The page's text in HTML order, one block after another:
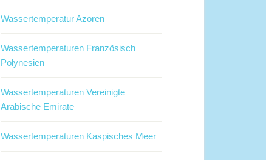
Wassertemperatur Azoren
Wassertemperaturen Französisch
Polynesien
Wassertemperaturen Vereinigte
Arabische Emirate
Wassertemperaturen Kaspisches Meer